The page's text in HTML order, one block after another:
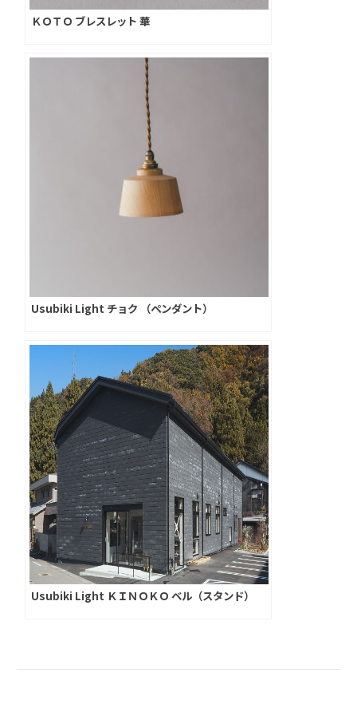
ＫＯＴＯ ブレスレット 華
Usubiki Light チョク （ペンダント）
Usubiki Light ＫＩＮＯＫＯ ベル（スタンド）